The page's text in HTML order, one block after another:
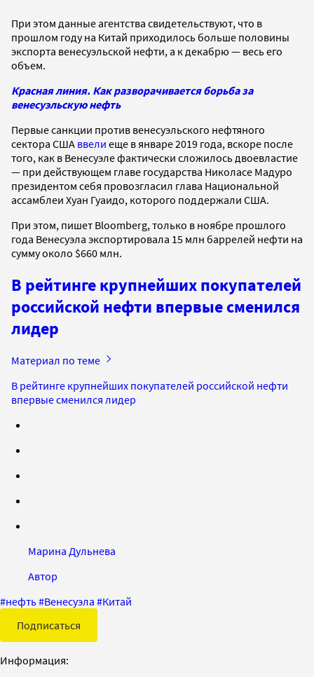
При этом данные агентства свидетельствуют, что в
прошлом году на Китай приходилось больше половины
экспорта венесуэльской нефти, а к декабрю — весь его
объем.
Красная линия. Как разворачивается борьба за
венесуэльскую нефть
Первые санкции против венесуэльского нефтяного
сектора США ввели еще в январе 2019 года, вскоре после
того, как в Венесуэле фактически сложилось двоевластие
— при действующем главе государства Николасе Мадуро
президентом себя провозгласил глава Национальной
ассамблеи Хуан Гуаидо, которого поддержали США.
При этом, пишет Bloomberg, только в ноябре прошлого
года Венесуэла экспортировала 15 млн баррелей нефти на
сумму около $660 млн.
В рейтинге крупнейших покупателей
российской нефти впервые сменился
лидер
Материал по теме
В рейтинге крупнейших покупателей российской нефти
впервые сменился лидер
Марина Дульнева
Автор
#нефть#Венесуэла #Китай
Подписаться
Информация: